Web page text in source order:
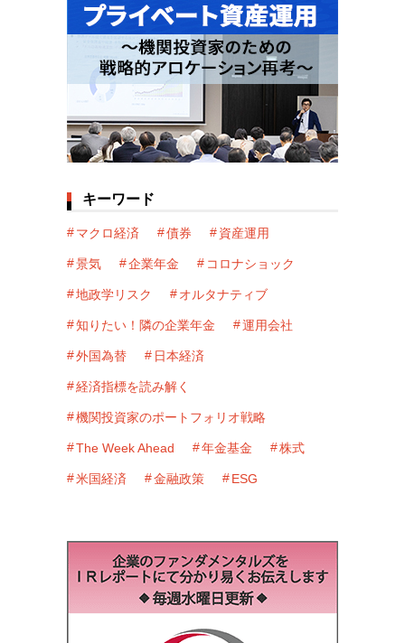
キーワード
マクロ経済 債券 資産運用
景気 企業年金 コロナショック
地政学リスク オルタナティブ
知りたい！隣の企業年金 運用会社
外国為替 日本経済
経済指標を読み解く
機関投資家のポートフォリオ戦略
The Week Ahead 年金基金 株式
米国経済 金融政策 ESG